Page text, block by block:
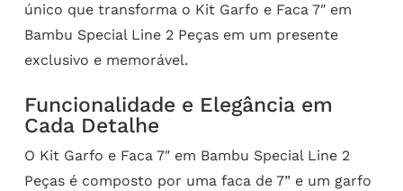
único que transforma o Kit Garfo e Faca 7″ em
Bambu Special Line 2 Peças em um presente
exclusivo e memorável.
Funcionalidade e Elegância em
Cada Detalhe
O Kit Garfo e Faca 7″ em Bambu Special Line 2
Peças é composto por uma faca de 7” e um garfo